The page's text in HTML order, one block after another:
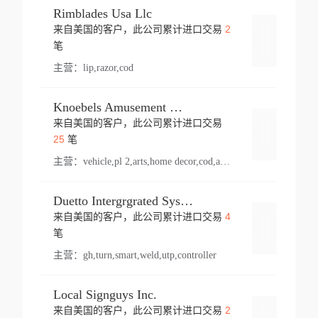
Rimblades Usa Llc
来自美国的客户，此公司累计进口交易 2
笔
主营： lip,razor,cod
Knoebels Amusement Resort
来自美国的客户，此公司累计进口交易
25笔
主营： vehicle,pl 2,arts,home decor,cod,amusement ride,sea
Duetto Intergrgrated Systems Inc.
来自美国的客户，此公司累计进口交易 4
笔
主营： gh,turn,smart,weld,utp,controller
Local Signguys Inc.
来自美国的客户，此公司累计进口交易 2